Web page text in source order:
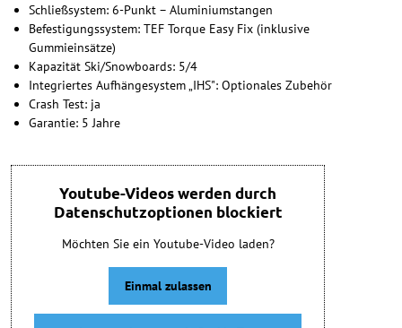
Schließsystem: 6-Punkt – Aluminiumstangen
Befestigungssystem: TEF Torque Easy Fix (inklusive
Gummieinsätze)
Kapazität Ski/Snowboards: 5/4
Integriertes Aufhängesystem „IHS": Optionales Zubehör
Crash Test: ja
Garantie: 5 Jahre
Youtube-Videos werden durch
Datenschutzoptionen blockiert
Möchten Sie ein Youtube-Video laden?
Einmal zulassen